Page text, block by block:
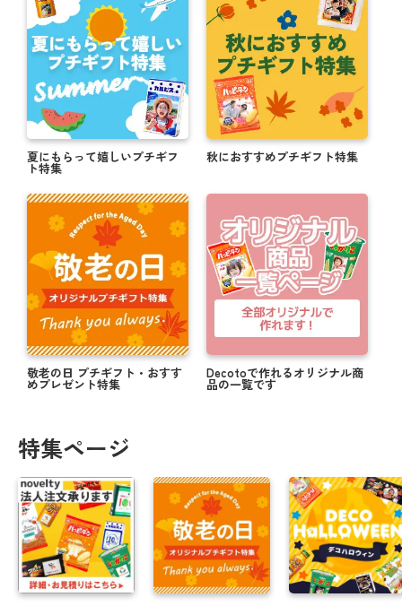
夏にもらって嬉しいプチギフ
ト特集
秋におすすめプチギフト特集
敬老の日 プチギフト・おすす
めプレゼント特集
Decotoで作れるオリジナル商
品の一覧です
特集ページ